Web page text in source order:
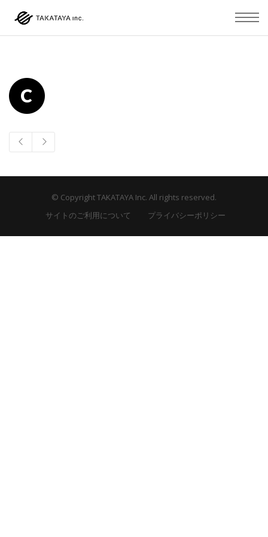
© Copyright TAKATAYA Inc. All rights reserved.
サイトのご利用について
プライバシーポリシー